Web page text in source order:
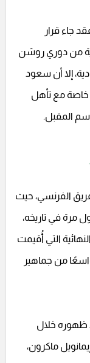
جاء قرار
من دوري روشن
إلا أن سعود
خاصة مع تأهل
المقبل.
الفرنسي، حيث
مرة في تاريخه،
3-1 في المباراة النهائية التي أُقيمت
من جماهير
ظهوره خلال
ماكرون،